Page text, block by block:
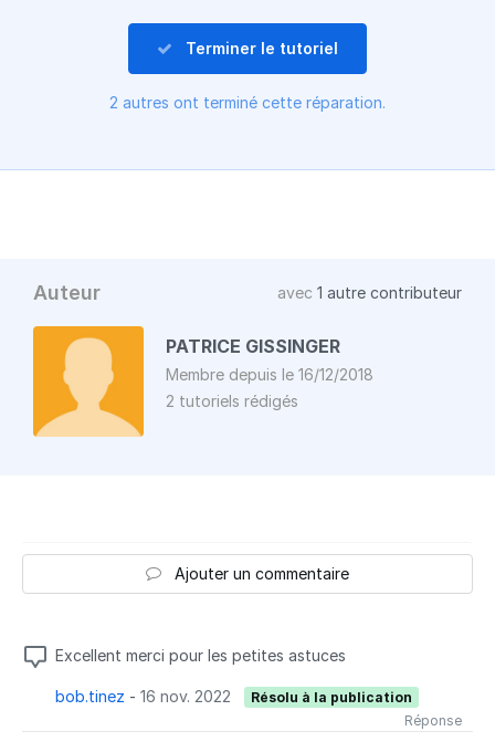
Terminer le tutoriel
2 autres ont terminé cette réparation.
Auteur avec 1 autre contributeur
PATRICE GISSINGER
Membre depuis le 16/12/2018
2 tutoriels rédigés
Ajouter un commentaire
Excellent merci pour les petites astuces
bob.tinez - 16 nov. 2022
Résolu à la publication
Réponse